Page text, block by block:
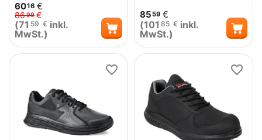
6016 €
8699 €
(71 59 € inkl.
MwSt.)
8559 €
(101 85 € inkl.
MwSt.)